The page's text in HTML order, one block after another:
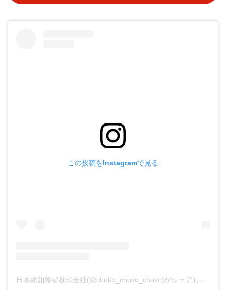
この投稿をInstagramで見る
日本紐釦貿易株式会社(@chuko_chuko_chuko)がシェアした投稿